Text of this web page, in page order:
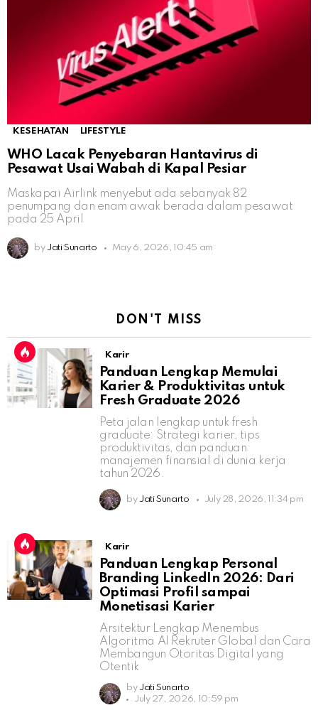
KESEHATAN LIFESTYLE
WHO Lacak Penyebaran Hantavirus di
Pesawat Usai Wabah di Kapal Pesiar
Maskapai Airlink menyebut ada sebanyak 82
penumpang dan enam awak berada dalam pesawat
pada 25 April
by Jati Sunarto May 6, 2026, 10:45 am
DON'T MISS
Karir
Panduan Lengkap Memulai
Karier & Produktivitas untuk
Fresh Graduate 2026
Peta jalan lengkap untuk fresh
graduate: Strategi karier, tips
produktivitas, dan panduan
manajemen finansial di dunia kerja
tahun 2026.
by Jati Sunarto July 28, 2026, 11:34 pm
Karir
Panduan Lengkap Personal
Branding LinkedIn 2026: Dari
Optimasi Profil sampai
Monetisasi Karier
Arsitektur Lengkap Menembus
Algoritma AI Rekruter Global dan Cara
Membangun Otoritas Digital yang
Otentik
by Jati Sunarto
July 27, 2026, 10:59 pm